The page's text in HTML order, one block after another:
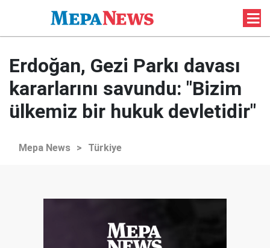
Erdoğan, Gezi Parkı davası
kararlarını savundu: "Bizim
ülkemiz bir hukuk devletidir"
Mepa News > Türkiye